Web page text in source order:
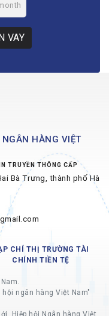
VAY
HÀNG VIỆT
TRUYỀN THÔNG CẤP
Bà Trưng, thành phố Hà
CHÍ THỊ TRƯỜNG TÀI
CHÍNH TIỀN TỆ
ngân hàng Việt Nam"
Hiệp hội Ngân hàng Việt